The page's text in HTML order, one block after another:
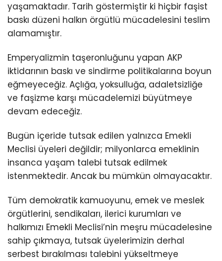
yaşamaktadır. Tarih göstermiştir ki hiçbir faşist
baskı düzeni halkın örgütlü mücadelesini teslim
alamamıştır.
Emperyalizmin taşeronluğunu yapan AKP
iktidarının baskı ve sindirme politikalarına boyun
eğmeyeceğiz. Açlığa, yoksulluğa, adaletsizliğe
ve faşizme karşı mücadelemizi büyütmeye
devam edeceğiz.
Bugün içeride tutsak edilen yalnızca Emekli
Meclisi üyeleri değildir; milyonlarca emeklinin
insanca yaşam talebi tutsak edilmek
istenmektedir. Ancak bu mümkün olmayacaktır.
Tüm demokratik kamuoyunu, emek ve meslek
örgütlerini, sendikaları, ilerici kurumları ve
halkımızı Emekli Meclisi’nin meşru mücadelesine
sahip çıkmaya, tutsak üyelerimizin derhal
serbest bırakılması talebini yükseltmeye